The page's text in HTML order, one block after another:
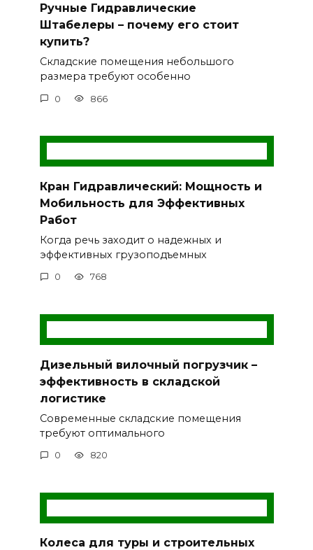
Ручные Гидравлические
Штабелеры – почему его стоит
купить?
Складские помещения небольшого
размера требуют особенно
0 866
Кран Гидравлический: Мощность и
Мобильность для Эффективных
Работ
Когда речь заходит о надежных и
эффективных грузоподъемных
0 768
Дизельный вилочный погрузчик –
эффективность в складской
логистике
Современные складские помещения
требуют оптимального
0 820
Колеса для туры и строительных